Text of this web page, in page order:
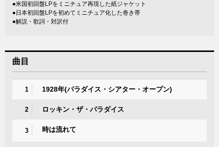
●米国初回盤LPをミニチュア再現した紙ジャケット
●日本初回盤LPを初めてミニチュア化した巻き帯
●解説・歌詞・対訳付
曲目
1 1928年(パラダイス・シアター・オープン)
2 ロッキン・ザ・パラダイス
3 時は流れて